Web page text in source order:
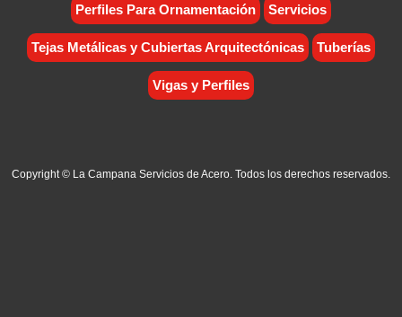
Perfiles Para Ornamentación Servicios
Tejas Metálicas y Cubiertas Arquitectónicas Tuberías
Vigas y Perfiles
Copyright © La Campana Servicios de Acero. Todos los derechos reservados.